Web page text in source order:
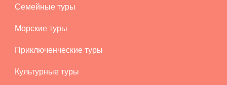
Семейные туры
Морские туры
Приключенческие туры
Культурные туры